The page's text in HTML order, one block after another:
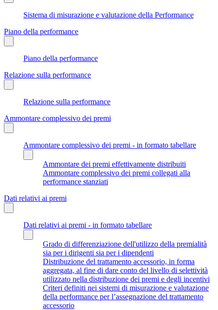
Sistema di misurazione e valutazione della Performance
Piano della performance
Piano della performance
Relazione sulla performance
Relazione sulla performance
Ammontare complessivo dei premi
Ammontare complessivo dei premi - in formato tabellare
Ammontare dei premi effettivamente distribuiti
Ammontare complessivo dei premi collegati alla
performance stanziati
Dati relativi ai premi
Dati relativi ai premi - in formato tabellare
Grado di differenziazione dell'utilizzo della premialità
sia per i dirigenti sia per i dipendenti
Distribuzione del trattamento accessorio, in forma
aggregata, al fine di dare conto del livello di selettività
utilizzato nella distribuzione dei premi e degli incentivi
Criteri definiti nei sistemi di misurazione e valutazione
della performance per l’assegnazione del trattamento
accessorio